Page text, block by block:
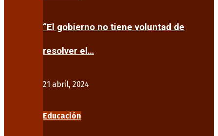
“El gobierno no tiene voluntad de
resolver el…
21 abril, 2024
Educación